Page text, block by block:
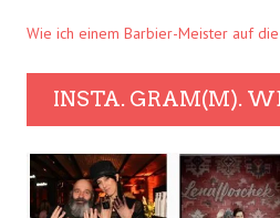
Wie ich einem Barbier-Meister auf
INSTA. GRAM(M).